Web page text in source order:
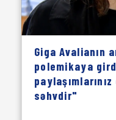
Giga Avalianın
polemikaya
səhvdir"